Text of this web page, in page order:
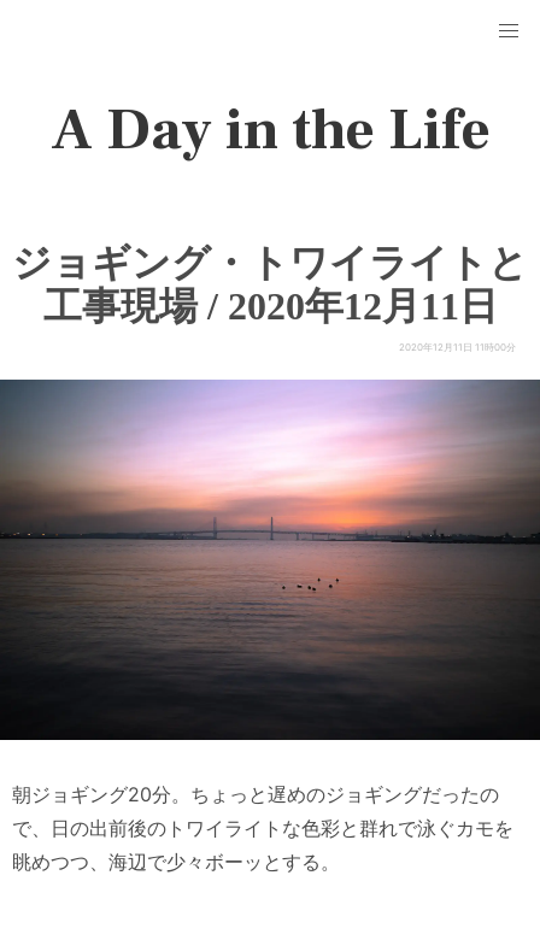
A Day in the Life
ジョギング・トワイライトと
工事現場 / 2020年12月11日
2020年12月11日 11時00分
朝ジョギング20分。ちょっと遅めのジョギングだったの
で、日の出前後のトワイライトな色彩と群れで泳ぐカモを
眺めつつ、海辺で少々ボーッとする。